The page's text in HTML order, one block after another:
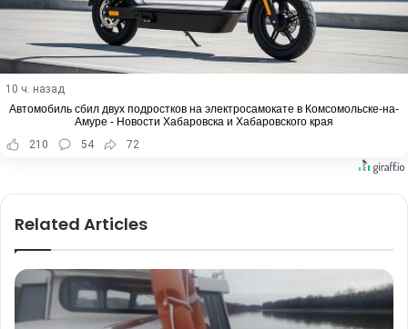
10 ч. назад
Автомобиль сбил двух подростков на электросамокате в Комсомольске-на-
Амуре - Новости Хабаровска и Хабаровского края
210
54 72
Related Articles